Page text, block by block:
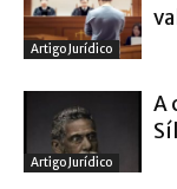
Artigo Jurídico
Artigo Jurídico
A